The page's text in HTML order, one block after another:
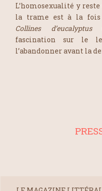
L’homosexualité y
la trame est à la fois
Collines d’eucalyptus
fascination sur le
l’abandonner avant la